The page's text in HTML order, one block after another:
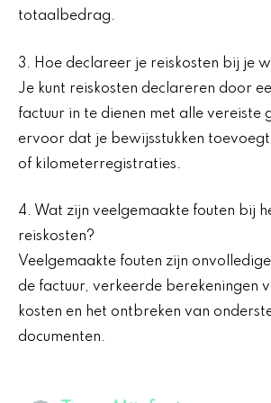
totaalbedrag.
3. Hoe declareer je reiskosten bij je
Je kunt reiskosten declareren door
factuur in te dienen met alle vereiste
ervoor dat je bewijsstukken
of kilometerregistraties.
4. Wat zijn veelgemaakte fouten bij
reiskosten?
Veelgemaakte fouten zijn
de factuur, verkeerde berekeningen
kosten en het ontbreken van
documenten.